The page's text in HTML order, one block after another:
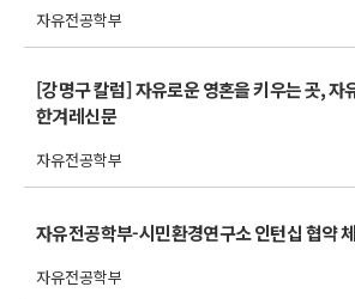
자유전공학부
[강명구 칼럼] 자유로운 영혼을 키우는 곳, 자
한겨레신문
자유전공학부
자유전공학부-시민환경연구소 인턴십 협약
자유전공학부